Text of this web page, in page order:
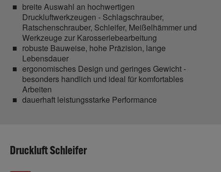
breite Auswahl an hochwertigen
Druckluftwerkzeugen - Schlagschrauber,
Ratschenschrauber, Schleifer, Meißelhämmer und
Werkzeuge zur Karosseriebearbeitung
robuste Bauweise, hohe Präzision, lange
Lebensdauer
ergonomisches Design und geringes Gewicht -
besonders handlich und ideal für komfortables
Arbeiten
dauerhaft leistungsstarke Performance
Druckluft Schleifer